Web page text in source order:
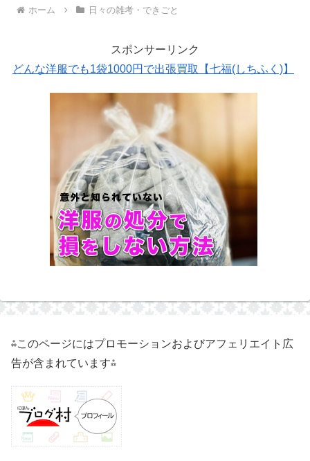
ホーム 日々の雑考・できごと
スポンサーリンク
どんな洋服でも1袋1000円で出張買取【七福(しちふく)】
⁂このページにはプロモーションおよびアフェリエイト広
告が含まれています⁂